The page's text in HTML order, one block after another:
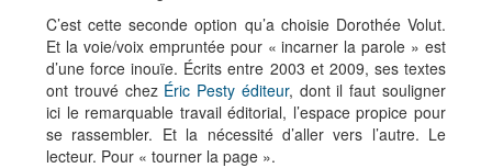
C’est cette seconde option qu’a choisie Dorothée Volut.
Et la voie/voix empruntée pour « incarner la parole » est
d’une force inouïe. Écrits entre 2003 et 2009, ses textes
ont trouvé chez Éric Pesty éditeur, dont il faut souligner
ici le remarquable travail éditorial, l’espace propice pour
se rassembler. Et la nécessité d’aller vers l’autre. Le
lecteur. Pour « tourner la page ».